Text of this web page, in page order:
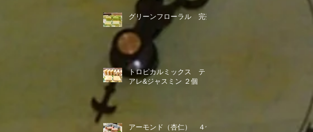
グリーンフローラル 完売
トロピカルミックス ティ
アレ&ジャスミン ２個
アーモンド（杏仁） ４個